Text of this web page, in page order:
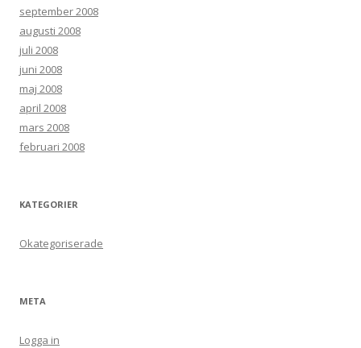
september 2008
augusti 2008
juli 2008
juni 2008
maj 2008
april 2008
mars 2008
februari 2008
KATEGORIER
Okategoriserade
META
Logga in